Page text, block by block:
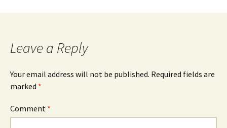
Leave a Reply
Your email address will not be published. Required fields are
marked *
Comment *